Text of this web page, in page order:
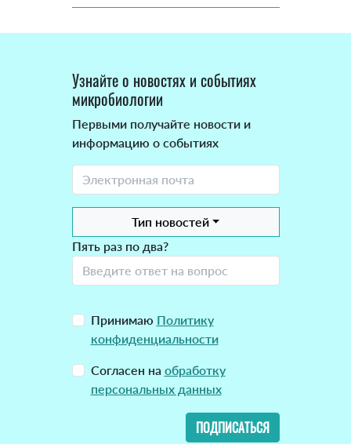
Узнайте о новостях и событиях
микробиологии
Первыми получайте новости и
информацию о событиях
Тип новостей
Пять раз по два?
Принимаю Политику
конфиденциальности
Согласен на обработку
персональных данных
ПОДПИСАТЬСЯ